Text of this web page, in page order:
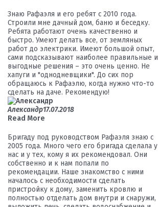
Знаю Рафаэля и его ребят с 2010 года.
Строили мне дачный дом, баню и беседку.
Ребята работают очень качественно и
быстро. Умеют делать все, от земляных
работ до электрики. Имеют большой опыт,
сами подсказывают наиболее правильные и
выгодные решения – это очень ценно. Не
хапуги и "однодневщики". До сих пор
обращаюсь к Рафаэлю, когда нужно что-то
сделать на даче. Рекомендую!
Александр17.07.2018
Read More
Бригаду под руководством Рафаэля знаю с
2005 года. Много чего его бригада сделала у
нас и у тех, кому я их рекомендовал. Они
собственно и к нам попали по
рекомендации. Наше знакомство с ними
началось с необходимости сделать
пристройку к дому, заменить кровлю и
полностью отделать дом внутри и снаружи,